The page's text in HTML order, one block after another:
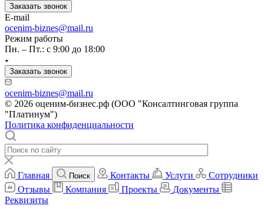
Заказать звонок
E-mail
ocenim-biznes@mail.ru
Режим работы
Пн. – Пт.: с 9:00 до 18:00
Заказать звонок
ocenim-biznes@mail.ru
© 2026 оценим-бизнес.рф (ООО "Консалтинговая группа
"Платинум")
Политика конфиденциальности
Главная Поиск Контакты Услуги
Сотрудники
Отзывы
Компания Проекты
Документы
Реквизиты
Кашира
Кемерово
Керчь
Кизляр
Кимры
Кингисепп
Кинель
Кинешма
Киржач
Кириши
Киров
Кировск
Кисловодск
Клин
Клинцы